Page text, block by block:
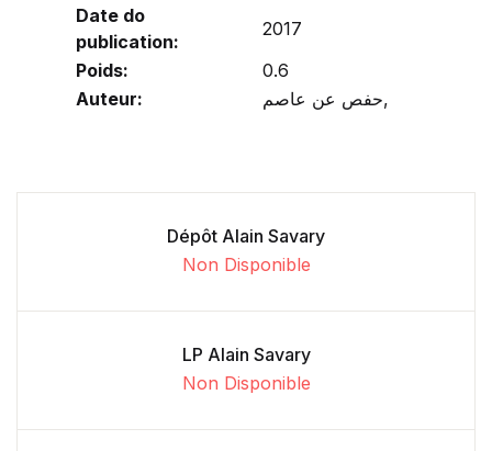
Date do
publication:
2017
Poids:
0.6
Auteur:
حفص عن عاصم,
Dépôt Alain Savary
Non Disponible
LP Alain Savary
Non Disponible